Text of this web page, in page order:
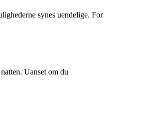
synes uendelige. For
Uanset om du